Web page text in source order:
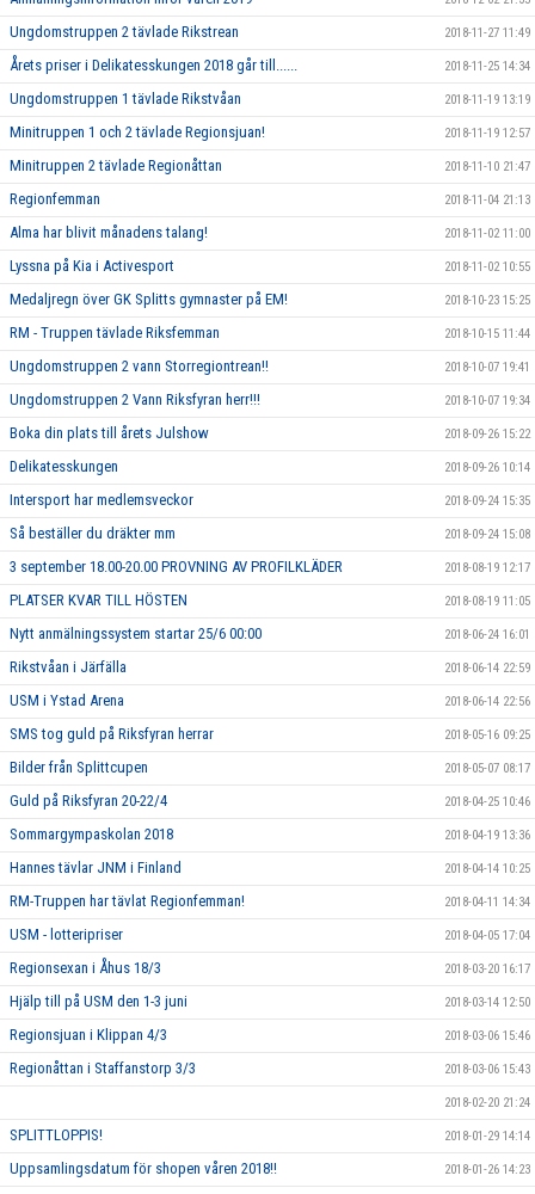
Ungdomstruppen 2 tävlade Rikstrean 2018-11-27 11:49
Årets priser i Delikatesskungen 2018 går till...... 2018-11-25 14:34
Ungdomstruppen 1 tävlade Rikstvåan 2018-11-19 13:19
Minitruppen 1 och 2 tävlade Regionsjuan! 2018-11-19 12:57
Minitruppen 2 tävlade Regionåttan 2018-11-10 21:47
Regionfemman 2018-11-04 21:13
Alma har blivit månadens talang! 2018-11-02 11:00
Lyssna på Kia i Activesport 2018-11-02 10:55
Medaljregn över GK Splitts gymnaster på EM! 2018-10-23 15:25
RM - Truppen tävlade Riksfemman 2018-10-15 11:44
Ungdomstruppen 2 vann Storregiontrean!! 2018-10-07 19:41
Ungdomstruppen 2 Vann Riksfyran herr!!! 2018-10-07 19:34
Boka din plats till årets Julshow 2018-09-26 15:22
Delikatesskungen 2018-09-26 10:14
Intersport har medlemsveckor 2018-09-24 15:35
Så beställer du dräkter mm 2018-09-24 15:08
3 september 18.00-20.00 PROVNING AV PROFILKLÄDER 2018-08-19 12:17
PLATSER KVAR TILL HÖSTEN 2018-08-19 11:05
Nytt anmälningssystem startar 25/6 00:00 2018-06-24 16:01
Rikstvåan i Järfälla 2018-06-14 22:59
USM i Ystad Arena 2018-06-14 22:56
SMS tog guld på Riksfyran herrar 2018-05-16 09:25
Bilder från Splittcupen 2018-05-07 08:17
Guld på Riksfyran 20-22/4 2018-04-25 10:46
Sommargympaskolan 2018 2018-04-19 13:36
Hannes tävlar JNM i Finland 2018-04-14 10:25
RM-Truppen har tävlat Regionfemman! 2018-04-11 14:34
USM - lotteripriser 2018-04-05 17:04
Regionsexan i Åhus 18/3 2018-03-20 16:17
Hjälp till på USM den 1-3 juni 2018-03-14 12:50
Regionsjuan i Klippan 4/3 2018-03-06 15:46
Regionåttan i Staffanstorp 3/3 2018-03-06 15:43
2018-02-20 21:24
SPLITTLOPPIS! 2018-01-29 14:14
Uppsamlingsdatum för shopen våren 2018!! 2018-01-26 14:23